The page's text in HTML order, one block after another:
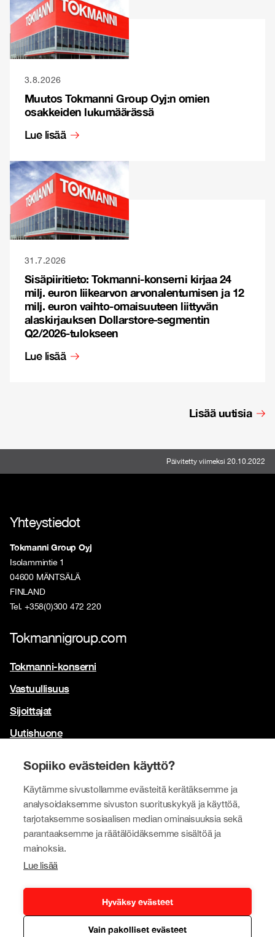
Sopiiko evästeiden käyttö?
Käytämme sivustollamme evästeitä kerätäksemme ja
analysoidaksemme sivuston suorituskykyä ja käyttöä,
tarjotaksemme sosiaalisen median ominaisuuksia sekä
parantaaksemme ja räätälöidäksemme sisältöä ja
mainoksia.
Lue lisää
Hyväksy evästeet
Vain pakolliset evästeet
3.8.2026
Muutos Tokmanni Group Oyj:n omien
osakkeiden lukumäärässä
Lue lisää
31.7.2026
Sisäpiiritieto: Tokmanni-konserni kirjaa 24
milj. euron liikearvon arvonalentumisen ja 12
milj. euron vaihto-omaisuuteen liittyvän
alaskirjauksen Dollarstore-segmentin
Q2/2026-tulokseen
Lue lisää
Lisää uutisia
Päivitetty viimeksi 20.10.2022
Yhteystiedot
Tokmanni Group Oyj
Isolammintie 1
04600 MÄNTSÄLÄ
FINLAND
Tel. +358(0)300 472 220
Tokmannigroup.com
Tokmanni-konserni
Vastuullisuus
Sijoittajat
Uutishuone
Brändimme
Tokmanni
SPAR Suomi
Click Shoes ja Shoe House
Dollarstore
Big Dollar